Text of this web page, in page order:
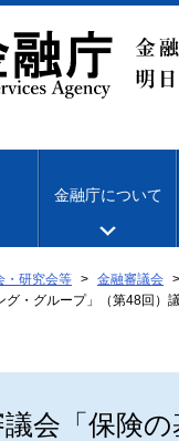
金融庁について
・研究会等 金融審議会
グ・グループ」（第48回）
会「保険